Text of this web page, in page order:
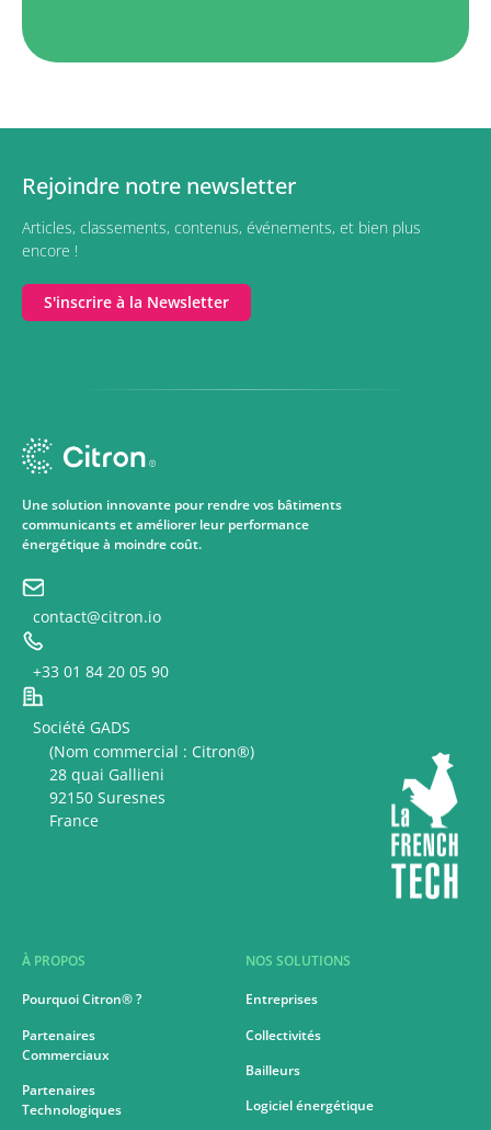
Rejoindre notre newsletter
Articles, classements, contenus, événements, et bien plus
encore !
S'inscrire à la Newsletter
Une solution innovante pour rendre vos bâtiments
communicants et améliorer leur performance
énergétique à moindre coût.
contact@citron.io
+33 01 84 20 05 90
Société GADS
(Nom commercial : Citron®)
28 quai Gallieni
92150 Suresnes
France
À PROPOS
Pourquoi Citron® ?
Partenaires
Commerciaux
Partenaires
Technologiques
NOS SOLUTIONS
Entreprises
Collectivités
Bailleurs
Logiciel énergétique